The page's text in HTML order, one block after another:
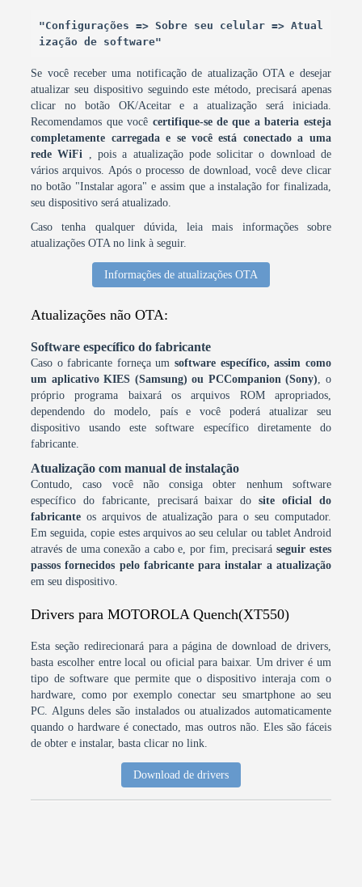
"Configurações => Sobre seu celular => Atual
ização de software"
Se você receber uma notificação de atualização OTA e desejar
atualizar seu dispositivo seguindo este método, precisará apenas
clicar no botão OK/Aceitar e a atualização será iniciada.
Recomendamos que você certifique-se de que a bateria esteja
completamente carregada e se você está conectado a uma
rede WiFi , pois a atualização pode solicitar o download de
vários arquivos. Após o processo de download, você deve clicar
no botão "Instalar agora" e assim que a instalação for finalizada,
seu dispositivo será atualizado.
Caso tenha qualquer dúvida, leia mais informações sobre
atualizações OTA no link à seguir.
Informações de atualizações OTA
Atualizações não OTA:
Software específico do fabricante
Caso o fabricante forneça umsoftware específico, assim como
um aplicativo KIES (Samsung) ou PCCompanion (Sony), o
próprio programa baixará os arquivos ROM apropriados,
dependendo do modelo, país e você poderá atualizar seu
dispositivo usando este software específico diretamente do
fabricante.
Atualização com manual de instalação
Contudo, caso você não consiga obter nenhum software
específico do fabricante, precisará baixar dosite oficial do
fabricante os arquivos de atualização para o seu computador.
Em seguida, copie estes arquivos ao seu celular ou tablet Android
através de uma conexão a cabo e, por fim, precisaráseguir estes
passos fornecidos pelo fabricante para instalar a atualização
em seu dispositivo.
Drivers para MOTOROLA Quench(XT550)
Esta seção redirecionará para a página de download de drivers,
basta escolher entre local ou oficial para baixar. Um driver é um
tipo de software que permite que o dispositivo interaja com o
hardware, como por exemplo conectar seu smartphone ao seu
PC. Alguns deles são instalados ou atualizados automaticamente
quando o hardware é conectado, mas outros não. Eles são fáceis
de obter e instalar, basta clicar no link.
Download de drivers